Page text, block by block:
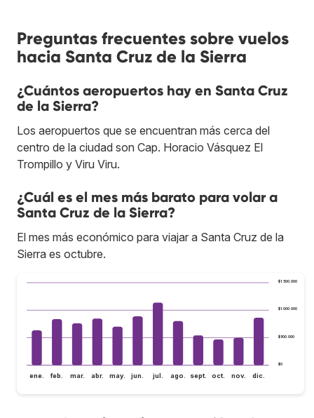
Preguntas frecuentes sobre vuelos
hacia Santa Cruz de la Sierra
¿Cuántos aeropuertos hay en Santa Cruz
de la Sierra?
Los aeropuertos que se encuentran más cerca del
centro de la ciudad son Cap. Horacio Vásquez El
Trompillo y Viru Viru.
¿Cuál es el mes más barato para volar a
Santa Cruz de la Sierra?
El mes más económico para viajar a Santa Cruz de la
Sierra es octubre.
$0
$500.000
$1.000.000
$1.500.000
ene. feb. mar. abr. may. jun. jul. ago. sept. oct. nov. dic.